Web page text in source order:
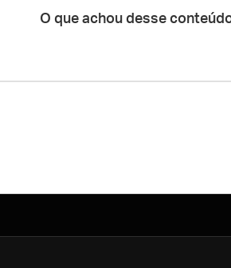
O que achou desse